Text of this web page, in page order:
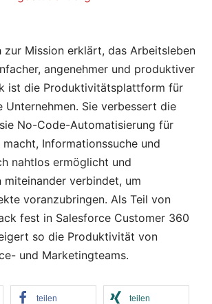
zur Mission erklärt, das Arbeitsleben
angenehmer und produktiver
ist die Produktivitätsplattform für
Unternehmen. Sie verbessert die
No-Code-Automatisierung für
Informationssuche und
nahtlos ermöglicht und
miteinander verbindet, um
voranzubringen. Als Teil von
fest in Salesforce Customer 360
so die Produktivität von
und Marketingteams.
teilen teilen